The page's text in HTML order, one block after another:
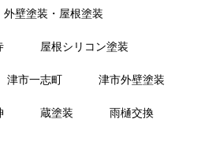
外壁塗装・屋根塗装
屋根シリコン塗装
津市一志町 津市外壁塗装
蔵塗装 雨樋交換